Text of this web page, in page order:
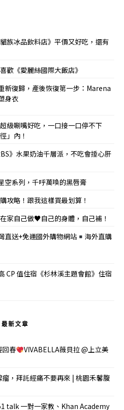
族冰品飲料店》平價又好吃，還有
歡《愛麗絲國際大飯店》
新復歸，產後恢復第一步：Marena
身衣
級唰嘴好吃，一口接一口停不下
」內！
》水果奶油千層派，不吃會捶心肝
空系列，千呼萬喚的黑唇膏
攻略！跟我這樣買最划算！
家自己做♥自己的身體，自己補！
直送+免運國外購物網站
海外直購
CP 值住宿《杉林溪主題會館》住宿
最新文章
回春
VIVABELLA薇貝拉 @上立美
，拜託經痛不要再來 | 桃園禾馨腹
talk 一對一家教、Khan Academy